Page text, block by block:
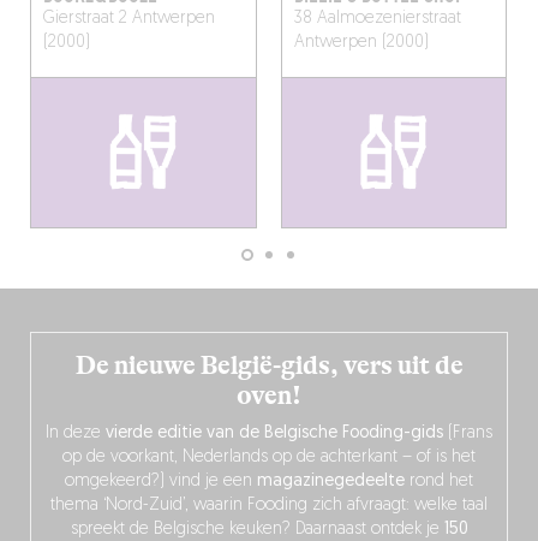
Gierstraat 2 Antwerpen
(2000)
38 Aalmoezenierstraat
Antwerpen (2000)
De nieuwe België-gids, vers uit de
oven!
In deze vierde editie van de Belgische Fooding-gids (Frans
op de voorkant, Nederlands op de achterkant – of is het
omgekeerd?) vind je een magazinegedeelte rond het
thema ‘Nord-Zuid’, waarin Fooding zich afvraagt: welke taal
spreekt de Belgische keuken? Daarnaast ontdek je 150